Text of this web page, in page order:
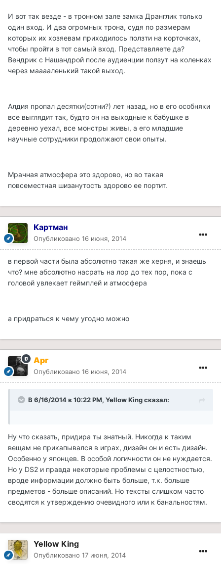
И вот так везде - в тронном зале замка Дранглик только
один вход. И два огромных трона, судя по размерам
которых их хозяевам приходилось ползти на корточках,
чтобы пройти в тот самый вход. Представляете да?
Вендрик с Нашандрой после аудиенции ползут на коленках
через мааааленький такой выход.
Алдия пропал десятки(сотни?) лет назад, но в его особняки
все выглядит так, будто он на выходные к бабушке в
деревню уехал, все монстры живы, а его младшие
научные сотрудники продолжают свои опыты.
Мрачная атмосфера это здорово, но во такая
повсеместная шизанутость здорово ее портит.
Картман
Опубликовано 16 июня, 2014
в первой части была абсолютно такая же херня, и знаешь
что? мне абсолютно насрать на лор до тех пор, пока с
головой увлекает геймплей и атмосфера
а придраться к чему угодно можно
Арг
Опубликовано 16 июня, 2014
В 6/16/2014 в 10:22 PM, Yellow King сказал:
Ну что сказать, придира ты знатный. Никогда к таким
вещам не прикапывался в играх, дизайн он и есть дизайн.
Особенно у японцев. В особой логичности он не нуждается.
Но у DS2 и правда некоторые проблемы с целостностью,
вроде информации должно быть больше, т.к. больше
предметов - больше описаний. Но тексты слишком часто
сводятся к утверждению очевидного или к банальностям.
Yellow King
Опубликовано 17 июня, 2014